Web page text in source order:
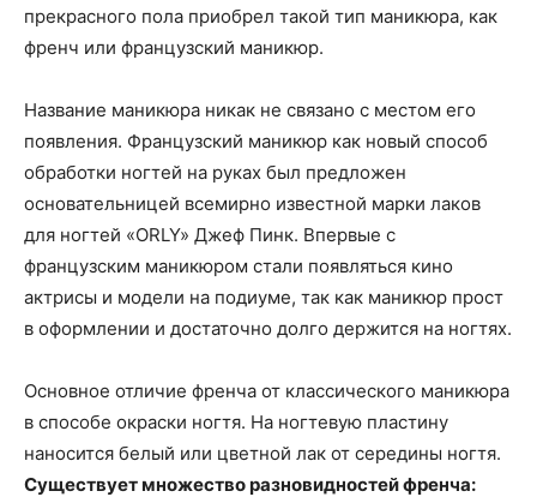
прекрасного пола приобрел такой тип маникюра, как
френч или французский маникюр.
Название маникюра никак не связано с местом его
появления. Французский маникюр как новый способ
обработки ногтей на руках был предложен
основательницей всемирно известной марки лаков
для ногтей «ORLY» Джеф Пинк. Впервые с
французским маникюром стали появляться кино
актрисы и модели на подиуме, так как маникюр прост
в оформлении и достаточно долго держится на ногтях.
Основное отличие френча от классического маникюра
в способе окраски ногтя. На ногтевую пластину
наносится белый или цветной лак от середины ногтя.
Существует множество разновидностей френча: